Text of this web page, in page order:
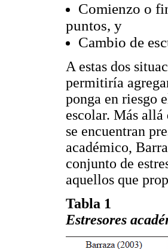
Comienzo o
puntos, y
Cambio de
A estas dos
permitiría
ponga en riesgo
escolar. Más allá
se encuentran
académico,
conjunto de
aquellos que
Tabla 1
Estresores